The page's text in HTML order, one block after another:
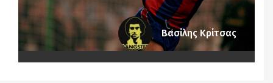
Βασίλης Κρίτσας